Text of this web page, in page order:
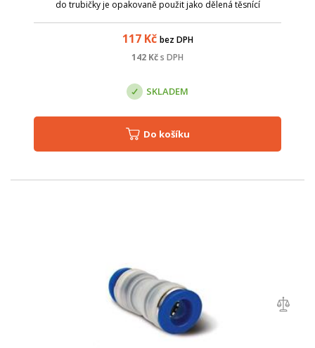
do trubičky je opakovaně použit jako dělená těsnící
117Kč bez DPH
142 Kčs DPH
SKLADEM
Do košíku